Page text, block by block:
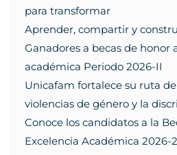
para transformar
Aprender, compartir y
Ganadores a becas de honor
académica Periodo 2026-II
Unicafam fortalece su ruta
violencias de género y la
Conoce los candidatos a la
Excelencia Académica 2026-2